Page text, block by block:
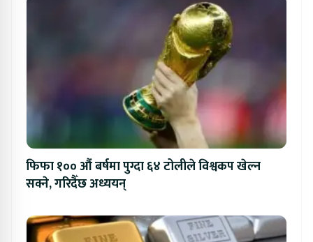
फिफा १०० औं बर्षमा पुग्दा ६४ टोलीले विश्वकप खेल्न
सक्ने, गरिदैँछ अध्ययन्